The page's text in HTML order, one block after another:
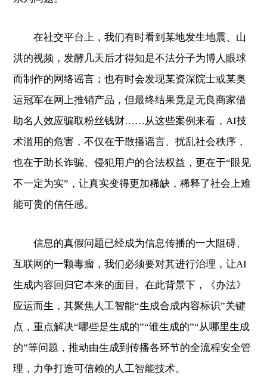
在社交平台上，我们有时看到某地发生地震、山
洪的视频，发酵几天后才得知是不法分子为博人眼球
而制作的网络谣言；也有时会发现某资深院士或某奥
运冠军在网上推销产品，但最终结果竟是无良商家借
助名人效应骗取粉丝钱财……从这些案例来看，AI技
术滥用的危害，不仅在于散播谣言、扰乱社会秩序，
也在于助长诈骗、侵犯用户的合法权益，更在于“眼见
不一定为实”，让真实变得更加稀缺，稀释了社会上难
能可贵的信任感。
信息的真假问题已经成为信息传播的一大阻碍、
互联网的一颗毒瘤，我们必须要对其进行治理，让AI
生成内容回归它本来的面目。在此背景下，《办法》
应运而生，其聚焦人工智能“生成合成内容标识”关键
点，重点解决“哪些是生成的”“谁生成的”“从哪里生成
的”等问题，推动由生成到传播各环节的全流程安全管
理，力争打造可信赖的人工智能技术。